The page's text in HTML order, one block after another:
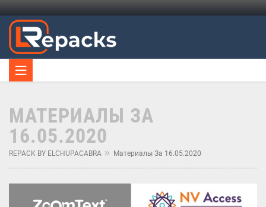
МАТЕРИАЛЫ ЗА
16.05.2020
REPACK BY ELCHUPACABRA Материалы За 16.05.2020